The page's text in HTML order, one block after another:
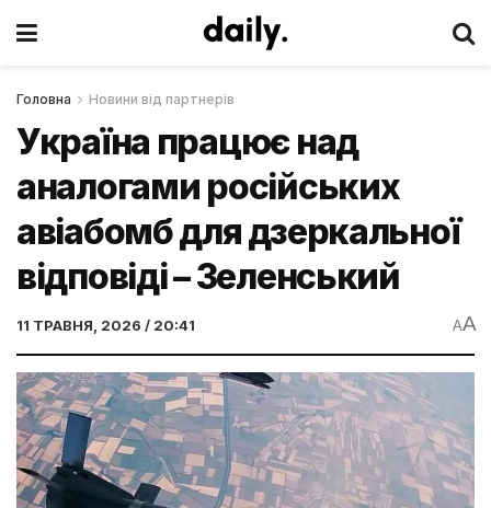
Головна Новини від партнерів
Україна працює над
аналогами російських
авіабомб для дзеркальної
відповіді – Зеленський
11 ТРАВНЯ, 2026 / 20:41 AA